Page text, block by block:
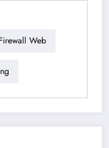
Firewall Web